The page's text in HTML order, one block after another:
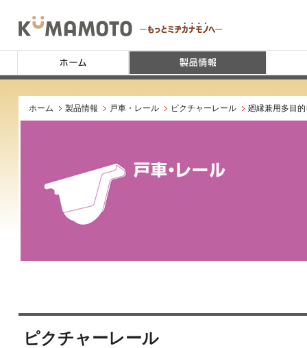
ホーム 製品情報 戸車・レール ピクチャーレール 廻縁兼用多目
ピクチャーレール